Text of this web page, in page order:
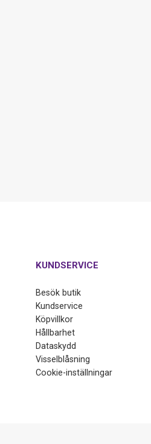
KUNDSERVICE
Besök butik
Kundservice
Köpvillkor
Hållbarhet
Dataskydd
Visselblåsning
Cookie-inställningar